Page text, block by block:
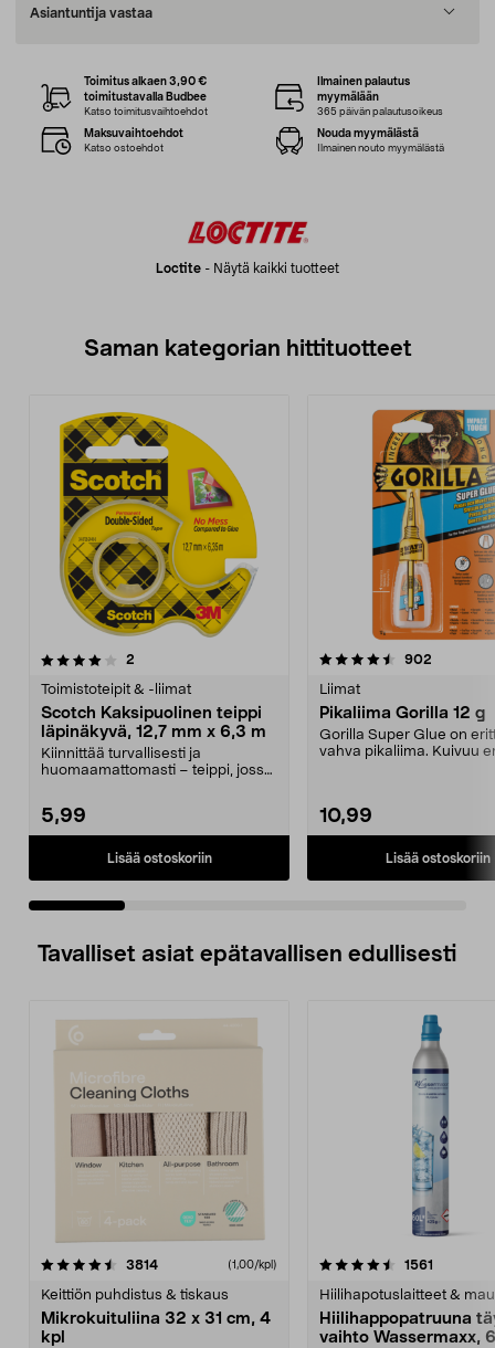
Asiantuntija vastaa
Loctite - Näytä kaikki tuotteet
Toimitus alkaen 3,90 €
toimitustavalla Budbee
Katso toimitusvaihtoehdot
Ilmainen palautus
myymälään
365 päivän palautusoikeus
Maksuvaihtoehdot
Katso ostoehdot
Nouda myymälästä
Ilmainen nouto myymälästä
Saman kategorian hittituotteet
2
Toimistoteipit & -liimat
Scotch Kaksipuolinen teippi
läpinäkyvä, 12,7 mm x 6,3 m
Kiinnittää turvallisesti ja
huomaamattomasti – teippi, jossa
5,99
Lisää ostoskoriin
4.5 viidestä
902
Liimat
Pikaliima Gorilla 12 g
Gorilla Super Glue on
vahva pikaliima. Kuivuu
10,99
Lisää ostoskoriin
4.0 viidestä
Tavalliset asiat epätavallisen edullisesti
3814arvostelut (1,00/kpl)
Keittiön puhdistus & tiskaus
Mikrokuituliina 32 x 31 cm, 4
kpl
4.5viidestä
1561
Hiilihapotuslaitteet &
Hiilihappopatruuna
vaihto Wassermaxx,
4.5viidestä